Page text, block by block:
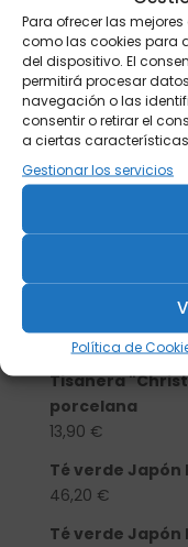
Para ofrecer las
como las cookies para
del dispositivo. El
permitirá procesar
navegación o las
consentir o retirar el
a ciertas características
Gestionar los servicios
Política de
Productos
Tisanera
porcelana
13,90 €
Té verde Japón
46,20 €
Té verde Japón